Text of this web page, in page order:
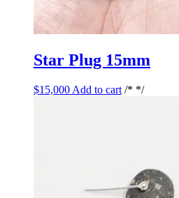
Star Plug 15mm
$15,000 Add to cart /* */